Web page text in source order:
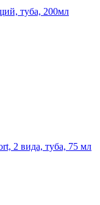
туба, 200мл
2 вида, туба, 75 мл